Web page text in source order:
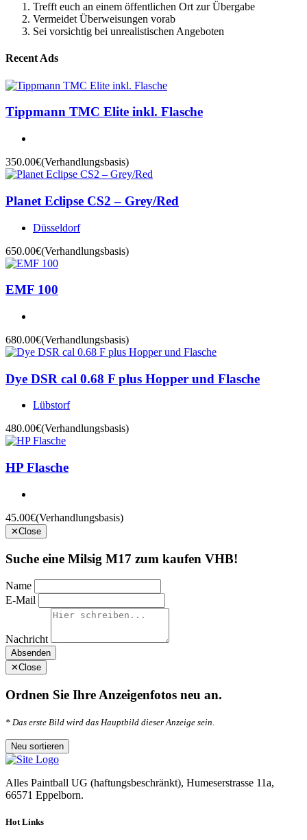
Trefft euch an einem öffentlichen Ort zur Übergabe
Vermeidet Überweisungen vorab
Sei vorsichtig bei unrealistischen Angeboten
Recent Ads
Tippmann TMC Elite inkl. Flasche
350.00€(Verhandlungsbasis)
Planet Eclipse CS2 – Grey/Red
Düsseldorf
650.00€(Verhandlungsbasis)
EMF 100
680.00€(Verhandlungsbasis)
Dye DSR cal 0.68 F plus Hopper und Flasche
Lübstorf
480.00€(Verhandlungsbasis)
HP Flasche
45.00€(Verhandlungsbasis)
✕Close
Suche eine Milsig M17 zum kaufen VHB!
Name
E-Mail
Nachricht
Absenden
✕Close
Ordnen Sie Ihre Anzeigenfotos neu an.
* Das erste Bild wird das Hauptbild dieser Anzeige sein.
Alles Paintball UG (haftungsbeschränkt), Humeserstrasse 11a,
66571 Eppelborn.
Hot Links